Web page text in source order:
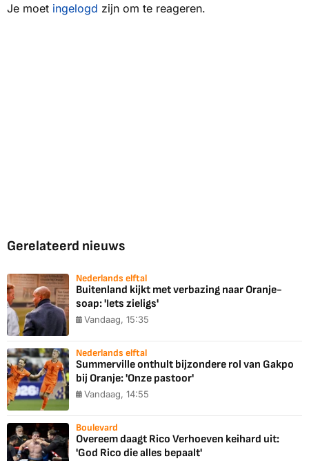
Je moet ingelogd zijn om te reageren.
Gerelateerd nieuws
Nederlands elftal
Buitenland kijkt met verbazing naar Oranje-
soap: 'Iets zieligs'
Vandaag, 15:35
Nederlands elftal
Summerville onthult bijzondere rol van Gakpo
bij Oranje: 'Onze pastoor'
Vandaag, 14:55
Boulevard
Overeem daagt Rico Verhoeven keihard uit:
'God Rico die alles bepaalt'